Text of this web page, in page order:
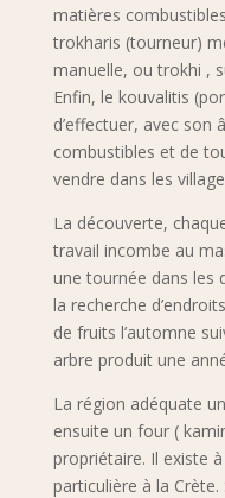
matières
trokharis (tourneur)
manuelle, ou trokhi ,
Enfin, le kouvalitis
d’effectuer, avec son
combustibles et de
vendre dans les
La découverte,
travail incombe au
une tournée dans les
la recherche
de fruits l’automne
arbre produit une
La région adéquate
ensuite un four (
propriétaire. Il existe
particulière à la Crète.